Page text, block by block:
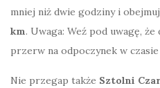
mniej niż dwie godziny i
km. Uwaga: Weź pod uwagę,
przerw na odpoczynek w czasie
Nie przegap także Sztolni